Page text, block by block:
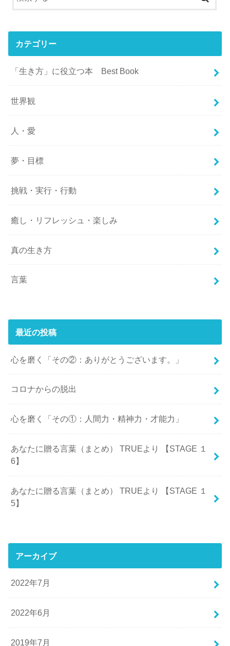
カテゴリー
「生き方」に役立つ本 Best Book
世界観
人・愛
夢・目標
挑戦・実行・行動
癒し・リフレッシュ・楽しみ
真の生き方
言葉
最近の投稿
心を磨く「その②：ありがとうございます。」
コロナからの脱出
心を磨く「その①：人間力・精神力・才能力」
あなたに贈る言葉（まとめ） TRUEより 【STAGE １
6】
あなたに贈る言葉（まとめ） TRUEより 【STAGE １
5】
アーカイブ
2022年7月
2022年6月
2019年7月